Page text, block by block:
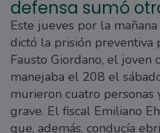
defensa sumó
Este jueves por la
dictó la prisión preventiva
Fausto Giordano, el joven
manejaba el 208 el
murieron cuatro
grave. El fiscal Emiliano
que, además, conducía